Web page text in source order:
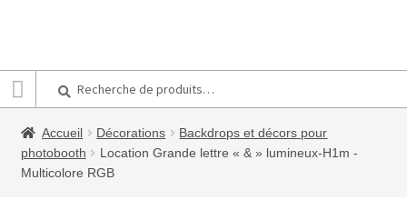
pour :
Accueil Décorations
Backdrops et décors pour
photobooth
Location Grande lettre « & » lumineux-H1m -
Multicolore RGB